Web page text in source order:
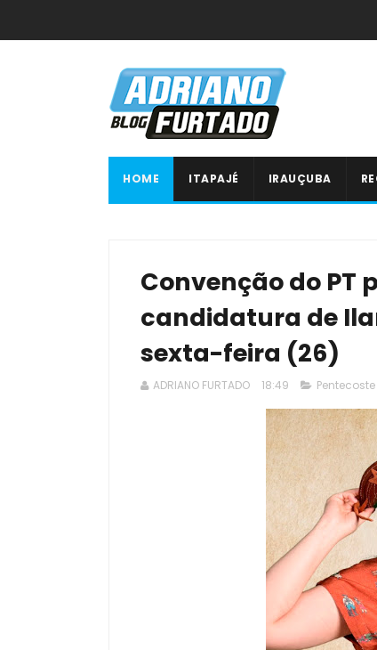
HOME ITAPAJÉ IRAUÇUBA
Convenção do PT
candidatura de
sexta-feira (26)
ADRIANO FURTADO 18:49 Pentecoste